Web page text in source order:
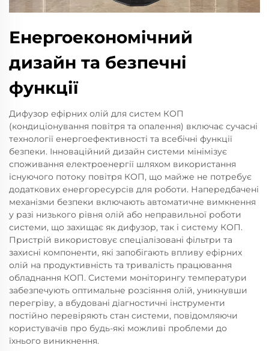
Енергоекономічний
дизайн та безпечні
функції
Дифузор ефірних олій для систем КОП
(кондиціонування повітря та опалення) включає сучасні
технології енергоефективності та всебічні функції
безпеки. Інноваційний дизайн системи мінімізує
споживання електроенергії шляхом використання
існуючого потоку повітря КОП, що майже не потребує
додаткових енергоресурсів для роботи. Напередбачені
механізми безпеки включають автоматичне вимкнення
у разі низького рівня олій або неправильної роботи
системи, що захищає як дифузор, так і систему КОП.
Пристрій використовує спеціалізовані фільтри та
захисні компоненти, які запобігають впливу ефірних
олій на продуктивність та тривалість працювання
обладнання КОП. Системи моніторингу температури
забезпечують оптимальне розсіяння олій, уникнувши
перегріву, а вбудовані діагностичні інструменти
постійно перевіряють стан системи, повідомляючи
користувачів про будь-які можливі проблеми до
їхнього виникнення.